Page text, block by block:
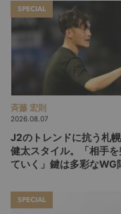
SPECIAL
斉藤 宏則
2026.08.07
J2のトレンドに抗う札
健太スタイル。「相手を
ていく」鍵は多彩なWG
SPECIAL